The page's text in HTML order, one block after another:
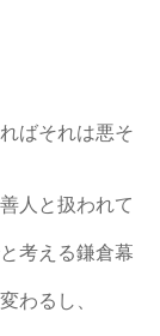
ばそれは悪そ
人と扱われて
考える鎌倉幕
わるし、